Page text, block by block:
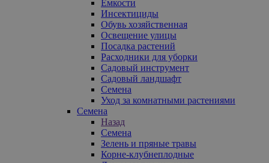
Емкости
Инсектициды
Обувь хозяйственная
Освещение улицы
Посадка растений
Расходники для уборки
Садовый инструмент
Садовый ландшафт
Семена
Уход за комнатными растениями
Семена
Назад
Семена
Зелень и пряные травы
Корне-клубнеплодные